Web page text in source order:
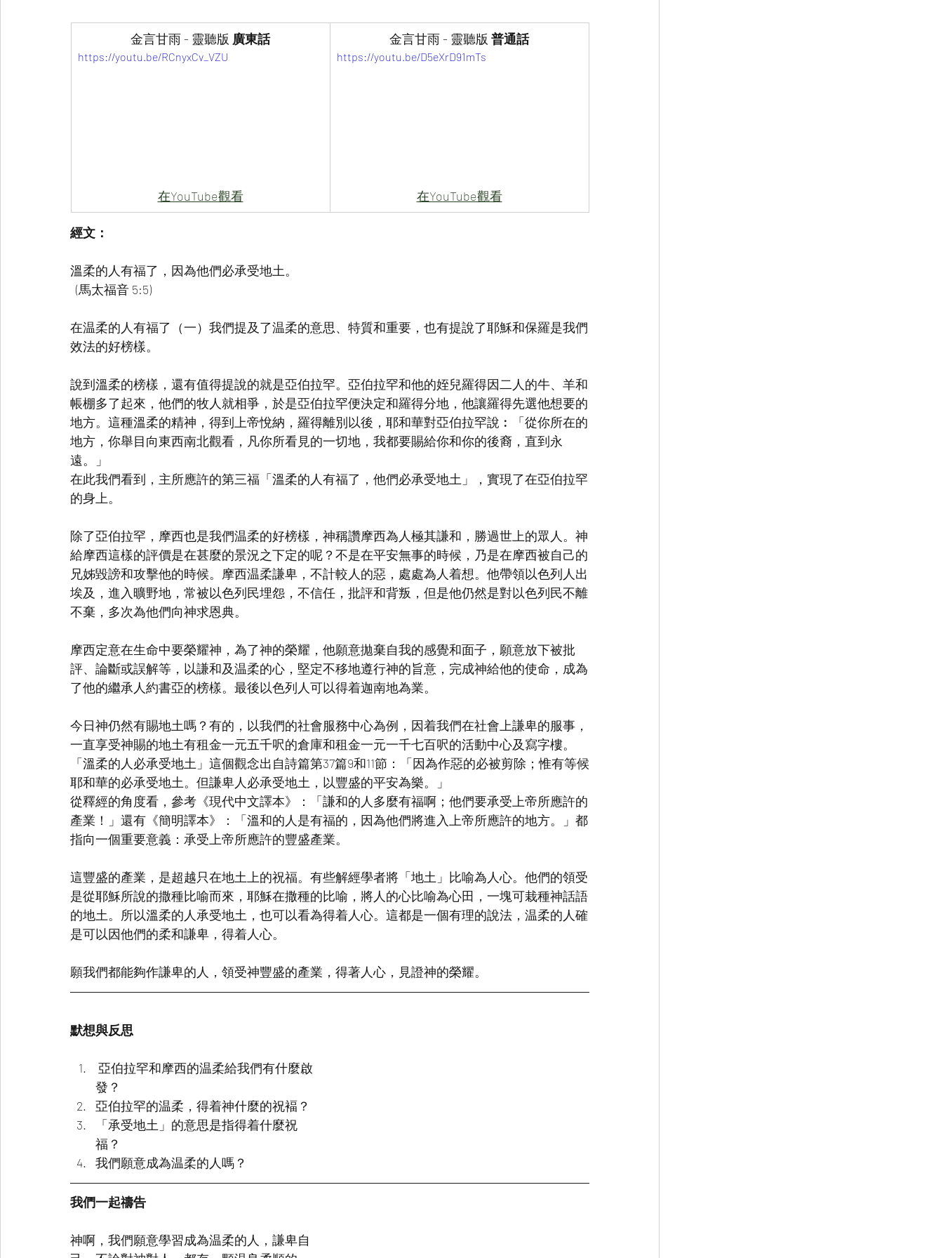
金言甘雨 - 靈聽版 廣東話
https://youtu.be/RCnyxCv_VZU
在YouTube觀看
金言甘雨 - 靈聽版 普通話
https://youtu.be/D5eXrD91mTs
在YouTube觀看
經文：
溫柔的人有福了，因為他們必承受地土。
  (馬太福音 5:5)
在温柔的人有福了（一）我們提及了温柔的意思、特質和重要，也有提說了耶穌和保羅是我們
效法的好榜樣。
說到溫柔的榜樣，還有值得提說的就是亞伯拉罕。亞伯拉罕和他的姪兒羅得因二人的牛、羊和
帳棚多了起來，他們的牧人就相爭，於是亞伯拉罕便決定和羅得分地，他讓羅得先選他想要的
地方。這種溫柔的精神，得到上帝悅納，羅得離別以後，耶和華對亞伯拉罕說︰「從你所在的
地方，你舉目向東西南北觀看，凡你所看見的一切地，我都要賜給你和你的後裔，直到永
遠。」
在此我們看到，主所應許的第三福「溫柔的人有福了，他們必承受地土」，實現了在亞伯拉罕
的身上。
除了亞伯拉罕，摩西也是我們温柔的好榜樣，神稱讚摩西為人極其謙和，勝過世上的眾人。神
給摩西這樣的評價是在甚麼的景況之下定的呢？不是在平安無事的時候，乃是在摩西被自己的
兄姊毀謗和攻擊他的時候。摩西温柔謙卑，不計較人的惡，處處為人着想。他帶領以色列人出
埃及，進入曠野地，常被以色列民埋怨，不信任，批評和背叛，但是他仍然是對以色列民不離
不棄，多次為他們向神求恩典。
摩西定意在生命中要榮耀神，為了神的榮耀，他願意拋棄自我的感覺和面子，願意放下被批
評、論斷或誤解等，以謙和及温柔的心，堅定不移地遵行神的旨意，完成神給他的使命，成為
了他的繼承人約書亞的榜樣。最後以色列人可以得着迦南地為業。
今日神仍然有賜地土嗎？有的，以我們的社會服務中心為例，因着我們在社會上謙卑的服事，
一直享受神賜的地土有租金一元五千呎的倉庫和租金一元一千七百呎的活動中心及寫字樓。
「溫柔的人必承受地土」這個觀念出自詩篇第37篇9和11節：「因為作惡的必被剪除；惟有等候
耶和華的必承受地土。但謙卑人必承受地土，以豐盛的平安為樂。」
從釋經的角度看，參考《現代中文譯本》：「謙和的人多麼有福啊；他們要承受上帝所應許的
產業！」還有《簡明譯本》：「溫和的人是有福的，因為他們將進入上帝所應許的地方。」都
指向一個重要意義：承受上帝所應許的豐盛產業。
這豐盛的產業，是超越只在地土上的祝福。有些解經學者將「地土」比喻為人心。他們的領受
是從耶穌所說的撒種比喻而來，耶穌在撒種的比喻，將人的心比喻為心田，一塊可栽種神話語
的地土。所以溫柔的人承受地土，也可以看為得着人心。這都是一個有理的說法，温柔的人確
是可以因他們的柔和謙卑，得着人心。
願我們都能夠作謙卑的人，領受神豐盛的產業，得著人心，見證神的榮耀。
默想與反思
發？
亞伯拉罕的温柔，得着神什麼的祝褔？
「承受地土」的意思是指得着什麼祝
福？
我們願意成為温柔的人嗎？
我們一起禱告
神啊，我們願意學習成為温柔的人，謙卑自